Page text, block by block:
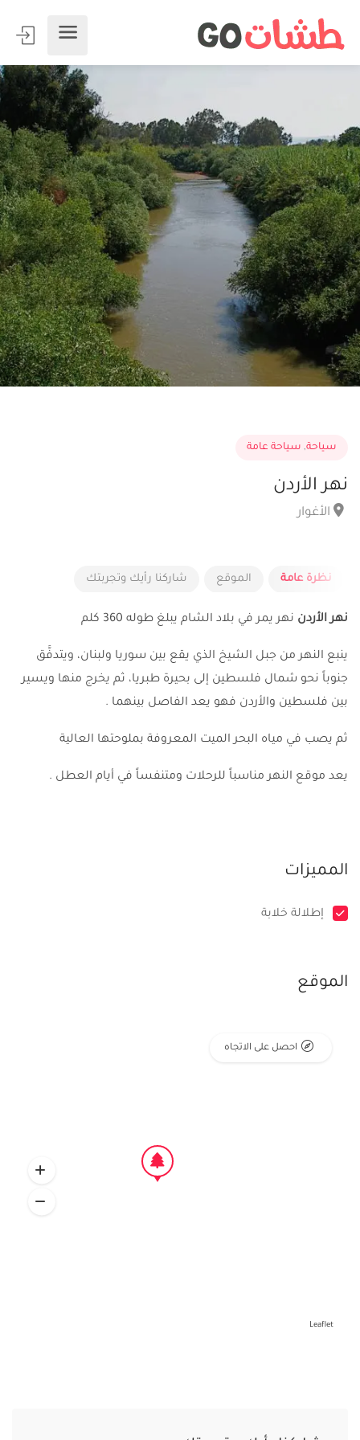
سياحة, سياحة عامة
نهر الأردن
الأغوار
نظرة عامة الموقع شاركنا رأيك وتجربتك
نهر الأردن نهر يمر في بلاد الشام يبلغ طوله 360 كلم
ينبع النهر من جبل الشيخ الذي يقع بين سوريا ولبنان، ويتدفَّق
جنوباً نحو شمال فلسطين إلى بحيرة طبريا، ثم يخرج منها ويسير
بين فلسطين والأردن فهو يعد الفاصل بينهما .
ثم يصب في مياه البحر الميت المعروفة بملوحتها العالية
يعد موقع النهر مناسباً للرحلات ومتنفساً في أيام العطل .
المميزات
إطلالة خلابة
الموقع
Leaflet
احصل على الاتجاه